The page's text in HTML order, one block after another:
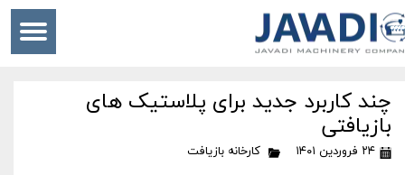
چند کاربرد جدید برای پلاستیک های
بازیافتی
۲۴ فروردین ۱۴۰۱ کارخانه بازیافت